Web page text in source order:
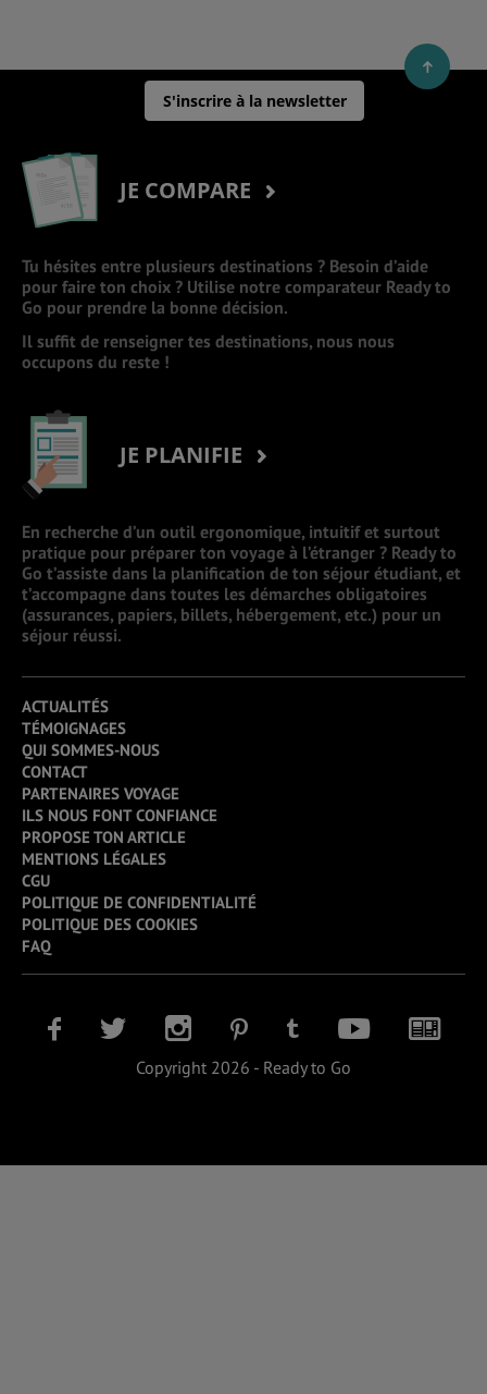
S'inscrire à la newsletter
JE COMPARE
Tu hésites entre plusieurs destinations ? Besoin d’aide
pour faire ton choix ? Utilise notre comparateur Ready to
Go pour prendre la bonne décision.
Il suffit de renseigner tes destinations, nous nous
occupons du reste !
JE PLANIFIE
En recherche d’un outil ergonomique, intuitif et surtout
pratique pour préparer ton voyage à l’étranger ? Ready to
Go t’assiste dans la planification de ton séjour étudiant, et
t’accompagne dans toutes les démarches obligatoires
(assurances, papiers, billets, hébergement, etc.) pour un
séjour réussi.
ACTUALITÉS
TÉMOIGNAGES
QUI SOMMES-NOUS
CONTACT
PARTENAIRES VOYAGE
ILS NOUS FONT CONFIANCE
PROPOSE TON ARTICLE
MENTIONS LÉGALES
CGU
POLITIQUE DE CONFIDENTIALITÉ
POLITIQUE DES COOKIES
FAQ
Copyright 2026 - Ready to Go